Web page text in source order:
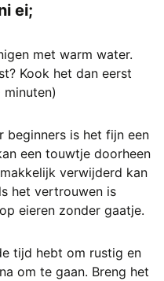
ei;
met warm water.
Kook het dan eerst
minuten)
beginners is het fijn een
een touwtje doorheen
verwijderd kan
het vertrouwen is
eieren zonder gaatje.
tijd hebt om rustig en
om te gaan. Breng het